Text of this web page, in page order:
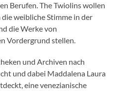
Berufen. The Twiolins wollen
weibliche Stimme in der
die Werke von
Vordergrund stellen.
und Archiven nach
und dabei Maddalena Laura
eine venezianische